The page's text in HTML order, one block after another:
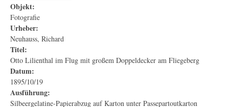
Objekt:
Fotografie
Urheber:
Neuhauss, Richard
Titel:
Otto Lilienthal im Flug mit großem Doppeldecker am Fliegeberg
Datum:
1895/10/19
Ausführung:
Silbeergelatine-Papierabzug auf Karton unter Passepartoutkarton